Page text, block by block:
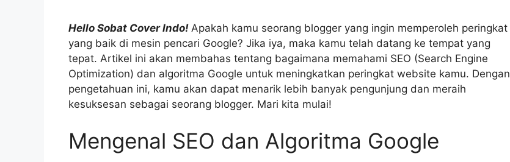
Hello Sobat Cover Indo! Apakah kamu seorang blogger yang ingin memperoleh peringkat
yang baik di mesin pencari Google? Jika iya, maka kamu telah datang ke tempat yang
tepat. Artikel ini akan membahas tentang bagaimana memahami SEO (Search Engine
Optimization) dan algoritma Google untuk meningkatkan peringkat website kamu. Dengan
pengetahuan ini, kamu akan dapat menarik lebih banyak pengunjung dan meraih
kesuksesan sebagai seorang blogger. Mari kita mulai!
Mengenal SEO dan Algoritma Google